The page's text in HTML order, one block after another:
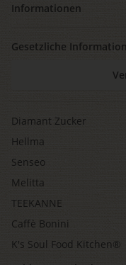
Informationen
Gesetzliche
Diamant Zucker
Hellma
Senseo
Melitta
TEEKANNE
Caffè Bonini
K's Soul Food Kitchen®